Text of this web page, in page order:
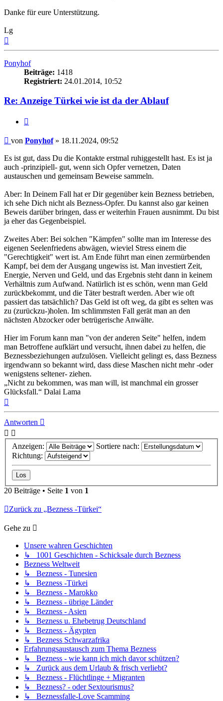
Danke für eure Unterstützung.
Lg
Ponyhof
Beiträge: 1418
Registriert: 24.01.2014, 10:52
Re: Anzeige Türkei wie ist da der Ablauf
Beitrag
von Ponyhof» 18.11.2024, 09:52
Es ist gut, dass Du die Kontakte erstmal ruhiggestellt hast. Es ist ja
auch -prinzipiell- gut, wenn sich Opfer vernetzen, Daten
austauschen und gemeinsam Beweise sammeln.
Aber: In Deinem Fall hat er Dir gegenüber kein Bezness betrieben,
ich sehe Dich nicht als Bezness-Opfer. Du kannst also gar keinen
Beweis darüber bringen, dass er weiterhin Frauen ausnimmt. Du bist
ja eher das Gegenbeispiel.
Zweites Aber: Bei solchen "Kämpfen" sollte man im Interesse des
eigenen Seelenfriedens abwägen, wieviel Stress einem die
"Gerechtigkeit" wert ist. Am Ende führt man einen zermürbenden
Kampf, bei dem der Ausgang ungewiss ist. Man investiert Zeit,
Energie, Nerven und Geld, und das Ergebnis steht dann in keinem
Verhältnis zum Aufwand. Natürlich ist es schön, wenn man Geld
zurückbekommt, und die Täter bestraft werden. Aber wie oft
passiert das tatsächlich? Das Geld ist oft weg, da gibt es selten was
zu (zurückzu-)holen. Im schlimmsten Fall gerät man an den
nächsten Abzocker oder betrügerische Anwälte.
Hier im Forum kann man "von der anderen Seite" helfen, indem
man Betroffene aufklärt und versucht, ihnen dabei zu helfen, die
Beznessbeziehungen aufzulösen. Vielleicht gelingt es, dass Bezness
irgendwann so bekannt wird, dass diese Maschen nicht mehr -oder
wenigstens seltener- ziehen.
„Nicht zu bekommen, was man will, ist manchmal ein grosser
Glücksfall.“ Dalai Lama
Antworten
Anzeigen:
Sortiere nach:
Richtung:
20 Beiträge • Seite 1 von 1
Zurück zu „Bezness -Türkei“
Gehe zu
Unsere wahren Geschichten
↳ 1001 Geschichten - Schicksale durch Bezness
Bezness Weltweit
↳ Bezness - Tunesien
↳ Bezness -Türkei
↳ Bezness - Marokko
↳ Bezness - übrige Länder
↳ Bezness - Asien
↳ Bezness u. Ehebetrug Deutschland
↳ Bezness - Ägypten
↳ Bezness Schwarzafrika
Erfahrungsaustausch zum Thema Bezness
↳ Bezness - wie kann ich mich davor schützen?
↳ Zurück aus dem Urlaub & frisch verliebt?
↳ Bezness - Flüchtlinge + Migranten
↳ Bezness? - oder Sextourismus?
↳ Beznessfalle-Love Scamming